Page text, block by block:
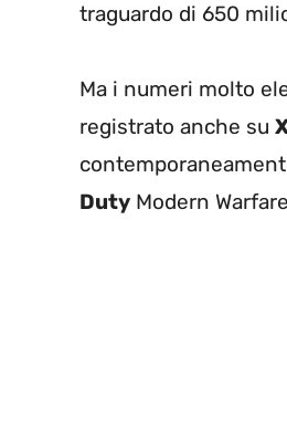
traguardo di 650
Ma i numeri molto
registrato anche su
Duty Modern